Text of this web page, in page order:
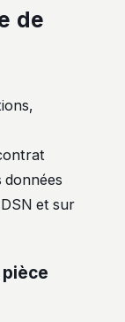
de
données
et sur